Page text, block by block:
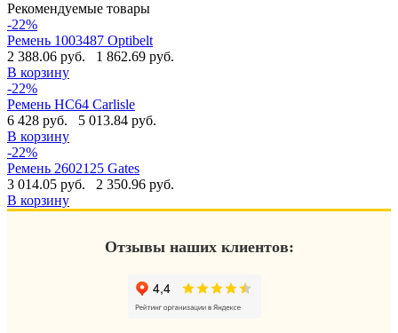
Рекомендуемые товары
-22%
Ремень 1003487 Optibelt
2 388.06 руб.
1 862.69 руб.
В корзину
-22%
Ремень HC64 Carlisle
6 428 руб.
5 013.84 руб.
В корзину
-22%
Ремень 2602125 Gates
3 014.05 руб.
2 350.96 руб.
В корзину
Отзывы наших клиентов: